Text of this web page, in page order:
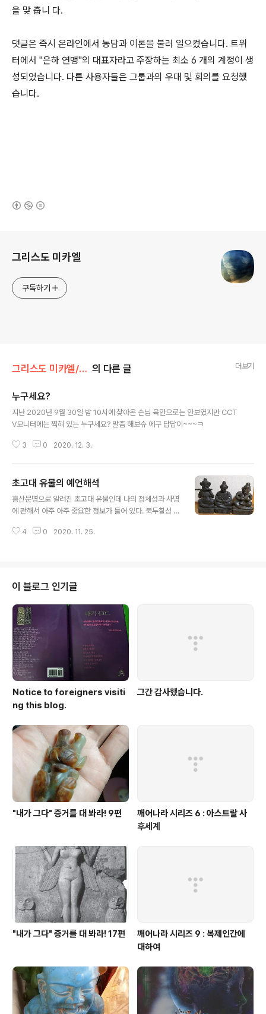
을 맞 춥니 다.
댓글은 즉시 온라인에서 농담과 이론을 불러 일으켰습니다. 트위
터에서 "은하 연맹"의 대표자라고 주장하는 최소 6 개의 계정이 생
성되었습니다. 다른 사용자들은 그룹과의 우대 및 회의를 요청했
습니다.
그리스도 미카엘
구독하기
그리스도 미카엘/시작 과 끝 의 다른 글 더보기
누구세요?
지난 2020년 9월 30일 밤 10시에 찾아온 손님 육안으로는 안보였지만 CCT
V모니터에는 찍혀 있는 누구세요? 말좀 해보슈 에구 답답이~~~ㅋ
3 0 2020. 12. 3.
초고대 유물의 예언해석
홍산문명으로 알려진 초고대 유물인데 나의 정체성과 사명
에 관해서 아주 아주 중요한 정보가 들어 있다. 북두칠성 하
서 피리를 분다는 것인데 참으로 이 유물을 접하기 전부터
빨리 배우는 편인데 연습 20번째 쯤에서 감을 잡았고 그때
부터 아는 노래를 그냥 불게 되었는데 실력이 거기서 더 늘
지않고 멈춰 버렸다. 아마도 울적할 때 마음 달래며 혼자 불
으라는 뜻일게다. 오른쪽이 사명자 미카엘이고 왼쪽이 미
카엘라인데 그 모습이 남자같은 여자이고 아래에 새겨진
북두칠성이 변형되어 있다. 이것이..
4 0 2020. 11. 25.
이 블로그 인기글
Notice to foreigners visiti
ng this blog.
그간 감사했습니다.
"내가 그다" 증거를 대 봐라! 9편
깨어나라 시리즈 6 : 아스트랄 사
후세계
"내가 그다" 증거를 대 봐라! 17편
깨어나라 시리즈 9 : 복제인간에
대하여